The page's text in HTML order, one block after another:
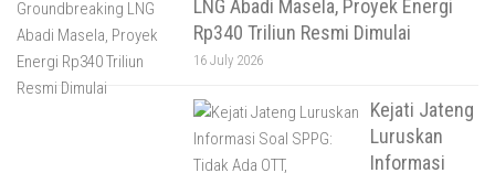
LNG Abadi Masela, Proyek Energi
Rp340 Triliun Resmi Dimulai
16 July 2026
Kejati Jateng
Luruskan
Informasi